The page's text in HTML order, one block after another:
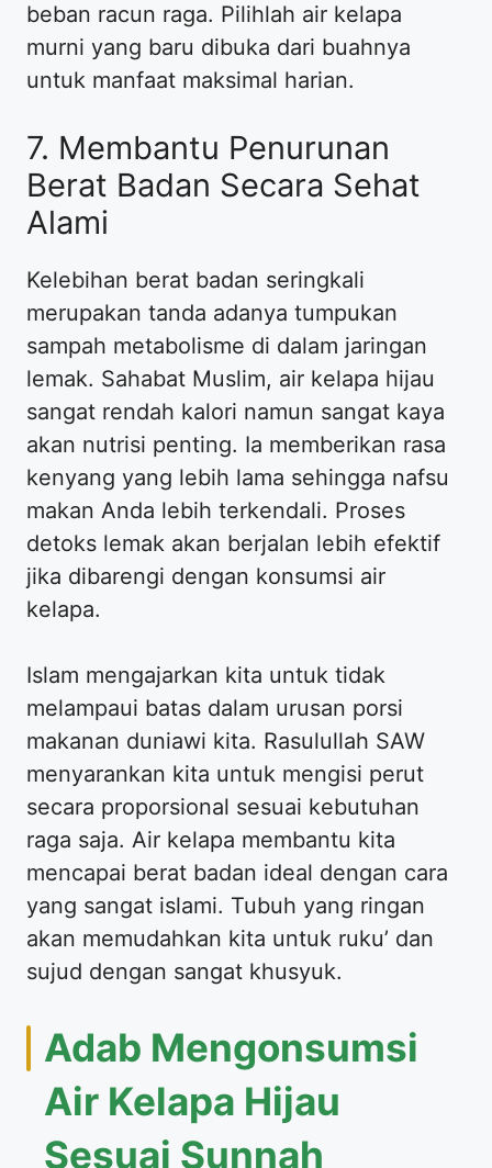
beban racun raga. Pilihlah air kelapa
murni yang baru dibuka dari buahnya
untuk manfaat maksimal harian.
7. Membantu Penurunan
Berat Badan Secara Sehat
Alami
Kelebihan berat badan seringkali
merupakan tanda adanya tumpukan
sampah metabolisme di dalam jaringan
lemak. Sahabat Muslim, air kelapa hijau
sangat rendah kalori namun sangat kaya
akan nutrisi penting. Ia memberikan rasa
kenyang yang lebih lama sehingga nafsu
makan Anda lebih terkendali. Proses
detoks lemak akan berjalan lebih efektif
jika dibarengi dengan konsumsi air
kelapa.
Islam mengajarkan kita untuk tidak
melampaui batas dalam urusan porsi
makanan duniawi kita. Rasulullah SAW
menyarankan kita untuk mengisi perut
secara proporsional sesuai kebutuhan
raga saja. Air kelapa membantu kita
mencapai berat badan ideal dengan cara
yang sangat islami. Tubuh yang ringan
akan memudahkan kita untuk ruku’ dan
sujud dengan sangat khusyuk.
Adab Mengonsumsi
Air Kelapa Hijau
Sesuai Sunnah